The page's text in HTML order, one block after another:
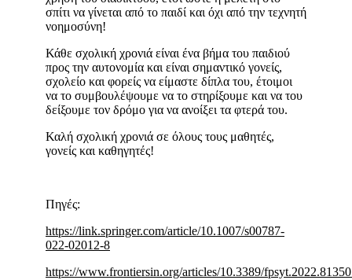
σπίτι να γίνεται από το παιδί και όχι από την τεχνητή
νοημοσύνη!
Κάθε σχολική χρονιά είναι ένα βήμα του παιδιού
προς την αυτονομία και είναι σημαντικό γονείς,
σχολείο και φορείς να είμαστε δίπλα του, έτοιμοι
να το συμβουλέψουμε να το στηρίξουμε και να του
δείξουμε τον δρόμο για να ανοίξει τα φτερά του.
Καλή σχολική χρονιά σε όλους τους μαθητές,
γονείς και καθηγητές!
Πηγές:
https://link.springer.com/article/10.1007/s00787-
022-02012-8
https://www.frontiersin.org/articles/10.3389/